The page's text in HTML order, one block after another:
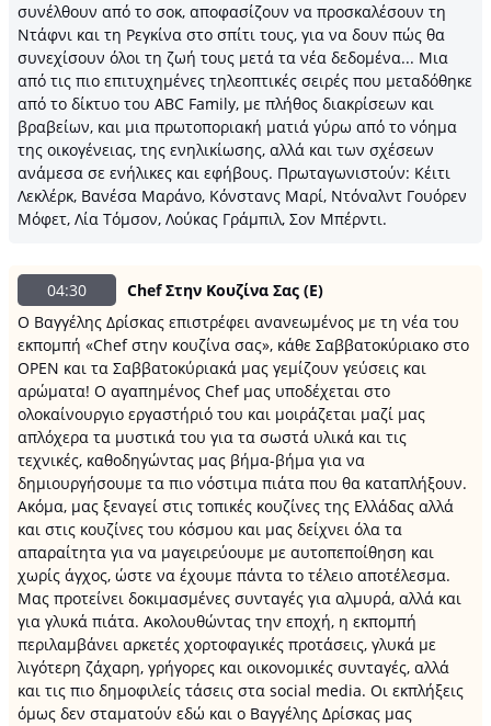
συνέλθουν από το σοκ, αποφασίζουν να προσκαλέσουν τη
Ντάφνι και τη Ρεγκίνα στο σπίτι τους, για να δουν πώς θα
συνεχίσουν όλοι τη ζωή τους μετά τα νέα δεδομένα... Μια
από τις πιο επιτυχημένες τηλεοπτικές σειρές που μεταδόθηκε
από το δίκτυο του ABC Family, με πλήθος διακρίσεων και
βραβείων, και μια πρωτοποριακή ματιά γύρω από το νόημα
της οικογένειας, της ενηλικίωσης, αλλά και των σχέσεων
ανάμεσα σε ενήλικες και εφήβους. Πρωταγωνιστούν: Κέιτι
Λεκλέρκ, Βανέσα Μαράνο, Κόνστανς Μαρί, Ντόναλντ Γουόρεν
Μόφετ, Λία Τόμσον, Λούκας Γράμπιλ, Σον Μπέρντι.
04:30
Chef Στην Κουζίνα Σας (Ε)
Ο Βαγγέλης Δρίσκας επιστρέφει ανανεωμένος με τη νέα του
εκπομπή «Chef στην κουζίνα σας», κάθε Σαββατοκύριακο στο
OPEN και τα Σαββατοκύριακά μας γεμίζουν γεύσεις και
αρώματα! Ο αγαπημένος Chef μας υποδέχεται στο
ολοκαίνουργιο εργαστήριό του και μοιράζεται μαζί μας
απλόχερα τα μυστικά του για τα σωστά υλικά και τις
τεχνικές, καθοδηγώντας μας βήμα-βήμα για να
δημιουργήσουμε τα πιο νόστιμα πιάτα που θα καταπλήξουν.
Ακόμα, μας ξεναγεί στις τοπικές κουζίνες της Ελλάδας αλλά
και στις κουζίνες του κόσμου και μας δείχνει όλα τα
απαραίτητα για να μαγειρεύουμε με αυτοπεποίθηση και
χωρίς άγχος, ώστε να έχουμε πάντα το τέλειο αποτέλεσμα.
Μας προτείνει δοκιμασμένες συνταγές για αλμυρά, αλλά και
για γλυκά πιάτα. Ακολουθώντας την εποχή, η εκπομπή
περιλαμβάνει αρκετές χορτοφαγικές προτάσεις, γλυκά με
λιγότερη ζάχαρη, γρήγορες και οικονομικές συνταγές, αλλά
και τις πιο δημοφιλείς τάσεις στα social media. Οι εκπλήξεις
όμως δεν σταματούν εδώ και ο Βαγγέλης Δρίσκας μας